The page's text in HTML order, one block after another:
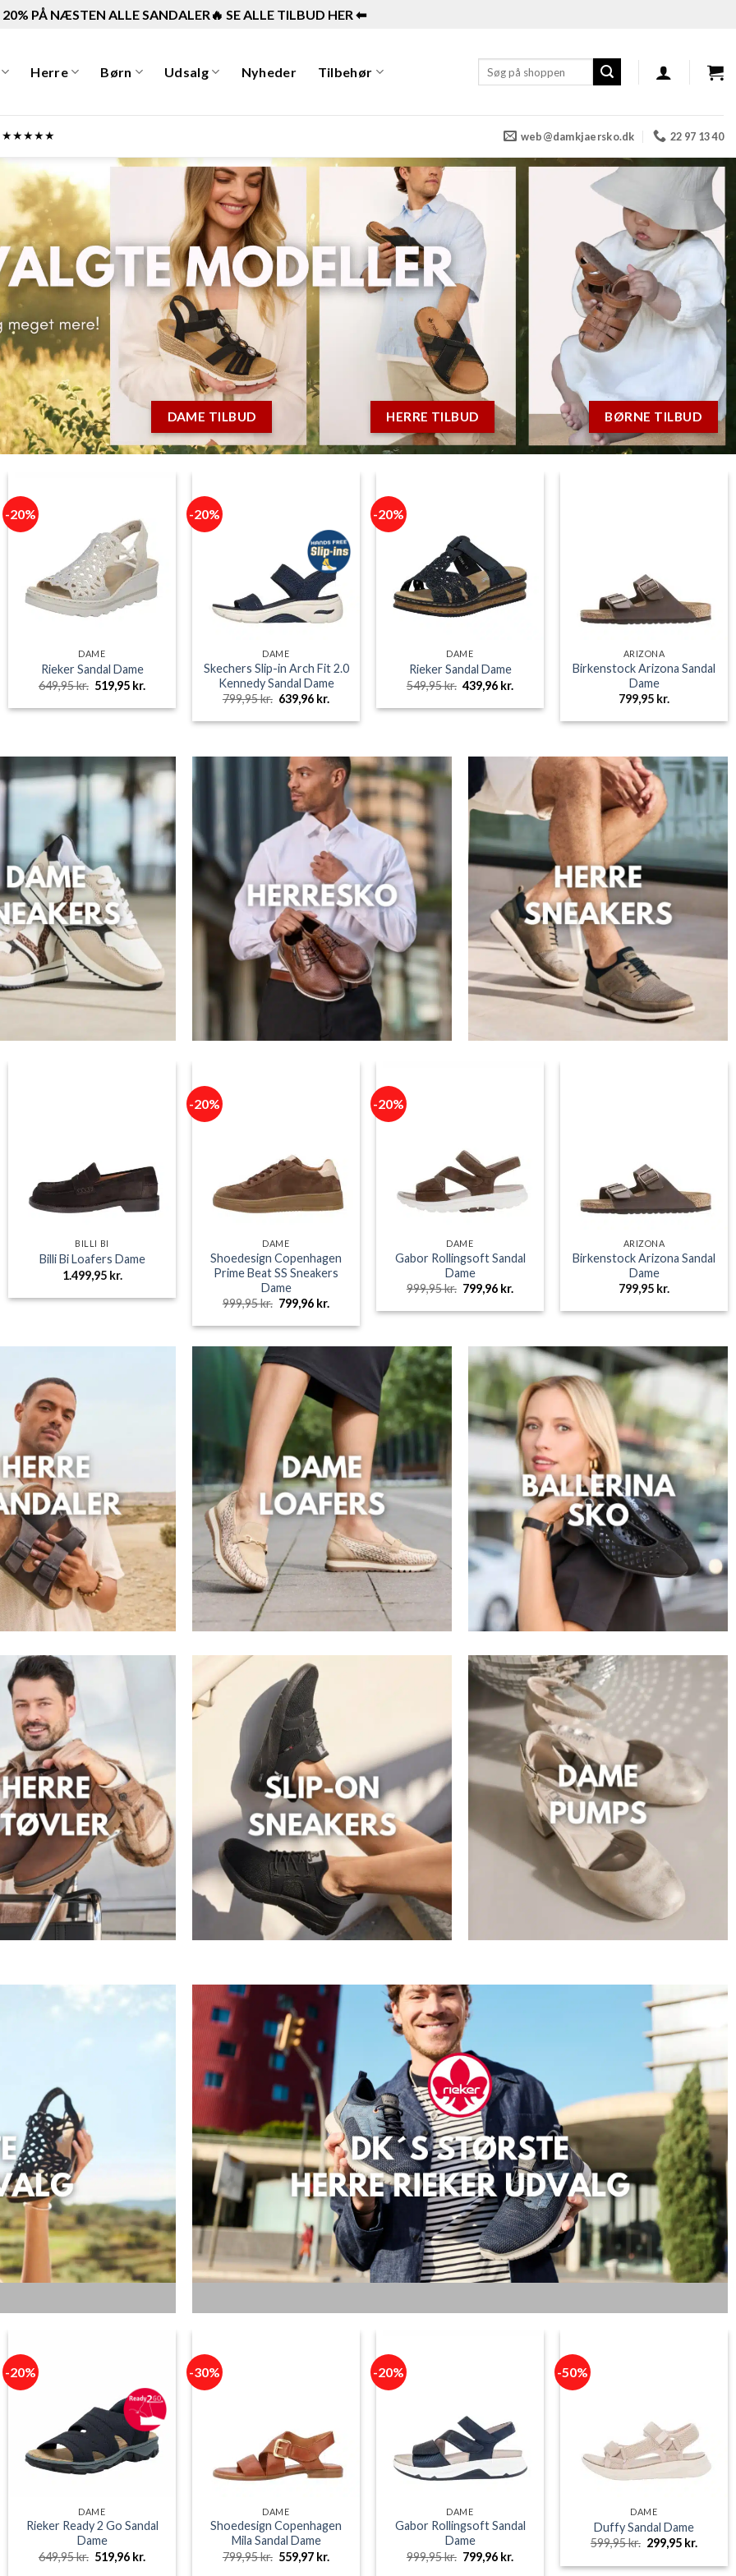
20% PÅ NÆSTEN ALLE SANDALER🔥 SE ALLE TILBUD HER ⬅︎
Herre Børn Udsalg Nyheder Tilbehør
efter:
★★★★★ web@damkjaersko.dk 22 97 13 40
DAME TILBUD BØRNE TILBUD
HERRE TILBUD
-20%
DAME
Rieker Sandal Dame
649,95kr. Den
oprindelige
pris
519,95 kr.
pris
-20%
DAME
Skechers Slip-in Arch Fit 2.0
Kennedy Sandal Dame
799,95kr. Den
oprindelige
pris
639,96 kr.
pris
-20%
DAME
Rieker Sandal Dame
549,95kr. Den
oprindelige
pris
439,96 kr.
pris
ARIZONA
Birkenstock Arizona Sandal
Dame
799,95 kr.
BILLI BI
Billi Bi Loafers Dame
1.499,95 kr.
-20%
DAME
Shoedesign Copenhagen
Prime Beat SS Sneakers
Dame
999,95kr. Den
oprindelige
pris
999,95 kr..
799,96 kr.
pris
799,96 kr..
-20%
DAME
Gabor Rollingsoft Sandal
Dame
999,95kr. Den
oprindelige
pris
799,96 kr.
pris
ARIZONA
Birkenstock Arizona Sandal
Dame
799,95 kr.
-20%
DAME
Rieker Ready 2 Go Sandal
Dame
649,95kr. Den
oprindelige
519,96 kr.
-30%
DAME
Shoedesign Copenhagen
Mila Sandal Dame
799,95kr. Den
oprindelige
559,97 kr.
-20%
DAME
Gabor Rollingsoft Sandal
Dame
999,95kr. Den
oprindelige
799,96 kr.
-50%
DAME
Duffy Sandal Dame
599,95kr. Den
pris
299,95 kr.Den
pris